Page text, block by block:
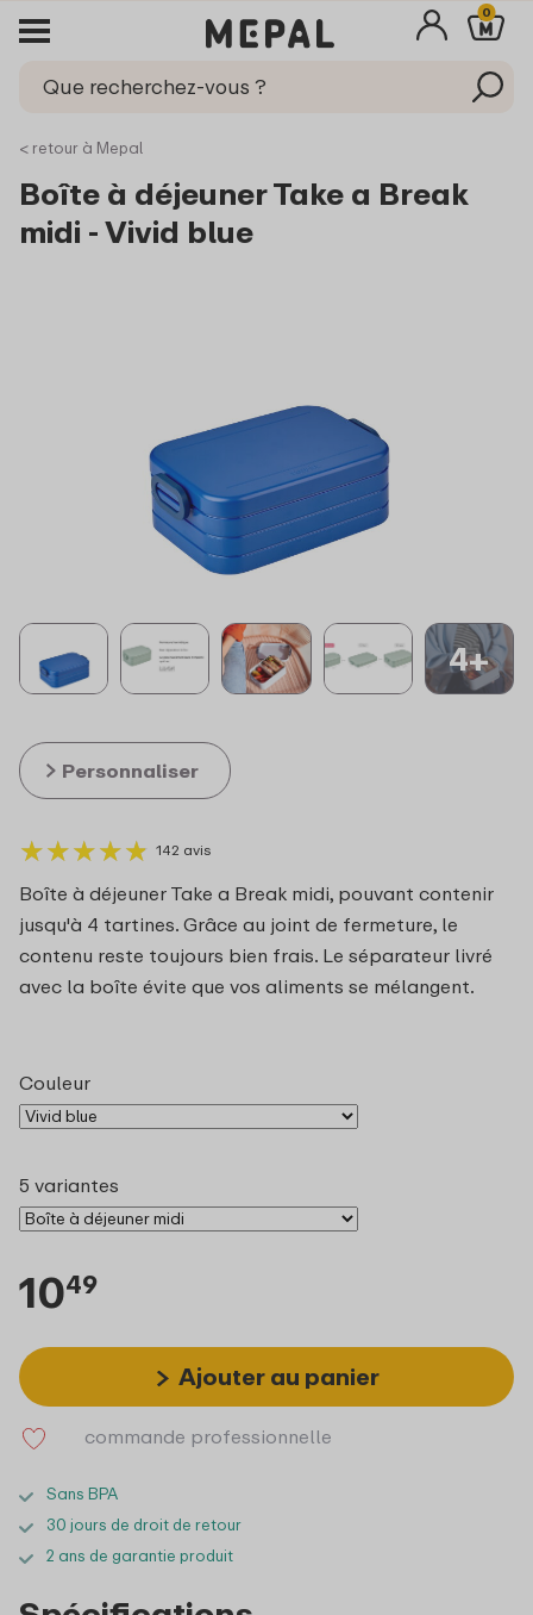
0
< retour à Mepal
Boîte à déjeuner Take a Break
midi - Vivid blue
4+
★★★★★
★★★★★ 142 avis
Boîte à déjeuner Take a Break midi, pouvant contenir
jusqu'à 4 tartines. Grâce au joint de fermeture, le
contenu reste toujours bien frais. Le séparateur livré
avec la boîte évite que vos aliments se mélangent.
Personnaliser
Couleur
5 variantes
1049
Ajouter au panier
commande professionnelle
Sans BPA
30 jours de droit de retour
2 ans de garantie produit